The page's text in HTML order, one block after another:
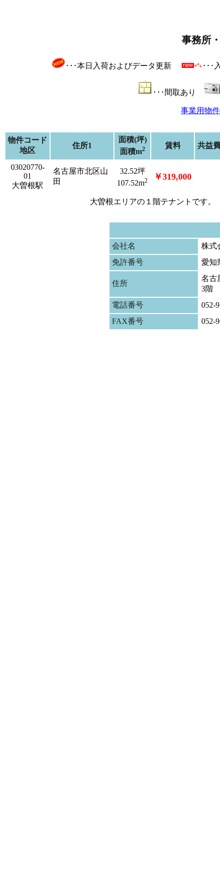
事務所
･･･本日入荷およびデータ更新 ･･･
･･･間取あり
事業用物
物件コード
地区
住所1
面積(坪)
面積m2 賃料 共益
03020770-
01
大曽根駅
名古屋市北区山
田
32.52坪
107.52m2 ￥319,000
大曽根エリアの１階テナントです
会社名
株式
免許番号
愛知
住所
名古
3階
電話番号
052-
FAX番号
052-